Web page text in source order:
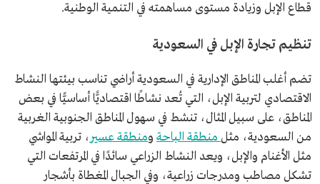
قطاع الإبل وزيادة مستوى مساهمته في التنمية الوطنية.
تنظيم تجارة الإبل في السعودية
تضم أغلب المناطق الإدارية في السعودية أراضي تناسب بيئتها النشاط
الاقتصادي لتربية الإبل، التي تُعد نشاطًا اقتصاديًّا أساسيًّا في بعض
المناطق، على سبيل المثال، تنشط في سهول المناطق الجنوبية الغربية
من السعودية، مثل منطقة الباحة ومنطقة عسير، تربية المواشي
مثل الأغنام والإبل، ويعد النشاط الزراعي سائدًا في المرتفعات التي
تشكل مصاطب ومدرجات زراعية، وفي الجبال المغطاة بأشجار